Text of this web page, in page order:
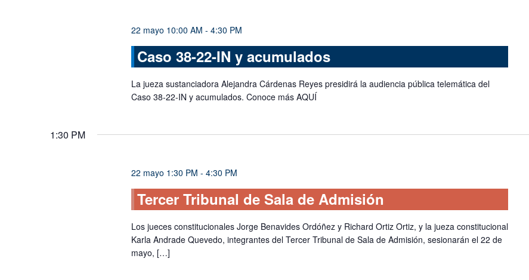
22 mayo 10:00 AM - 4:30 PM
Caso 38-22-IN y acumulados
La jueza sustanciadora Alejandra Cárdenas Reyes presidirá la audiencia pública telemática del
Caso 38-22-IN y acumulados. Conoce más AQUÍ
1:30 PM
22 mayo 1:30 PM - 4:30 PM
Tercer Tribunal de Sala de Admisión
Los jueces constitucionales Jorge Benavides Ordóñez y Richard Ortiz Ortiz, y la jueza constitucional
Karla Andrade Quevedo, integrantes del Tercer Tribunal de Sala de Admisión, sesionarán el 22 de
mayo, […]